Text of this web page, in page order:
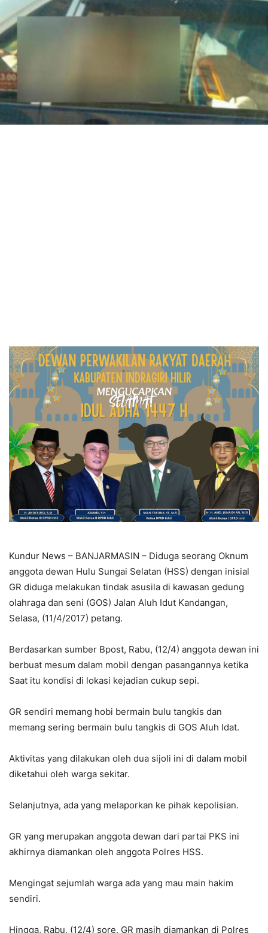
Kundur News – BANJARMASIN – Diduga seorang Oknum
anggota dewan Hulu Sungai Selatan (HSS) dengan inisial
GR diduga melakukan tindak asusila di kawasan gedung
olahraga dan seni (GOS) Jalan Aluh Idut Kandangan,
Selasa, (11/4/2017) petang.
Berdasarkan sumber Bpost, Rabu, (12/4) anggota dewan ini
berbuat mesum dalam mobil dengan pasangannya ketika
Saat itu kondisi di lokasi kejadian cukup sepi.
GR sendiri memang hobi bermain bulu tangkis dan
memang sering bermain bulu tangkis di GOS Aluh Idat.
Aktivitas yang dilakukan oleh dua sijoli ini di dalam mobil
diketahui oleh warga sekitar.
Selanjutnya, ada yang melaporkan ke pihak kepolisian.
GR yang merupakan anggota dewan dari partai PKS ini
akhirnya diamankan oleh anggota Polres HSS.
Mengingat sejumlah warga ada yang mau main hakim
sendiri.
Hingga, Rabu, (12/4) sore, GR masih diamankan di Polres